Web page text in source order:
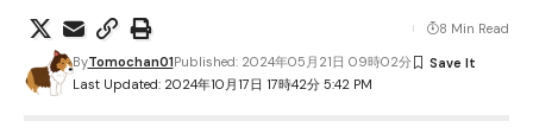
Last Updated: 2024年10月17日 17時42分 5:42 PM
ByTomochan01Published: 2024年05月21日 09時02分
8 Min Read